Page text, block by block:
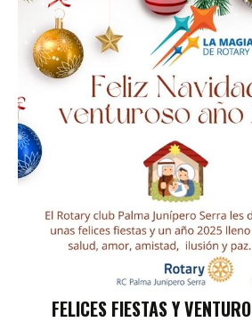
FELICES FIESTAS Y